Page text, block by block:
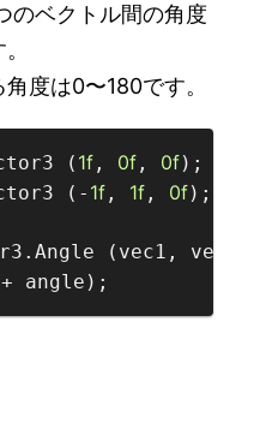
ベクトル間の角度
度は0〜180です。
( 1f , 0f , 0f);
(- 1f , 1f , 0f);
(vec1,